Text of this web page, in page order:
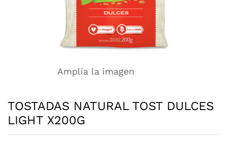
Amplía la imagen
TOSTADAS NATURAL TOST DULCES
LIGHT X200G